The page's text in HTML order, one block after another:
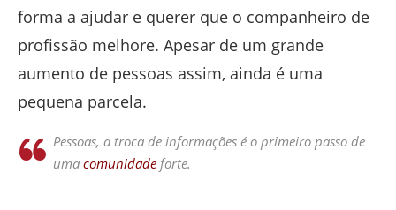
forma a ajudar e querer que o companheiro de
profissão melhore. Apesar de um grande
aumento de pessoas assim, ainda é uma
pequena parcela.
Pessoas, a troca de informações é o primeiro passo de
uma comunidade forte.